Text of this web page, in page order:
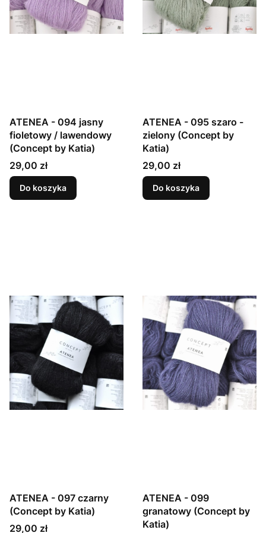
ATENEA - 094 jasny
fioletowy / lawendowy
(Concept by Katia)
Cena
29,00 zł
Do koszyka
ATENEA - 095 szaro -
zielony (Concept by
Katia)
Cena
29,00 zł
Do koszyka
ATENEA - 097 czarny
(Concept by Katia)
Cena
29,00 zł
ATENEA - 099
granatowy (Concept by
Katia)